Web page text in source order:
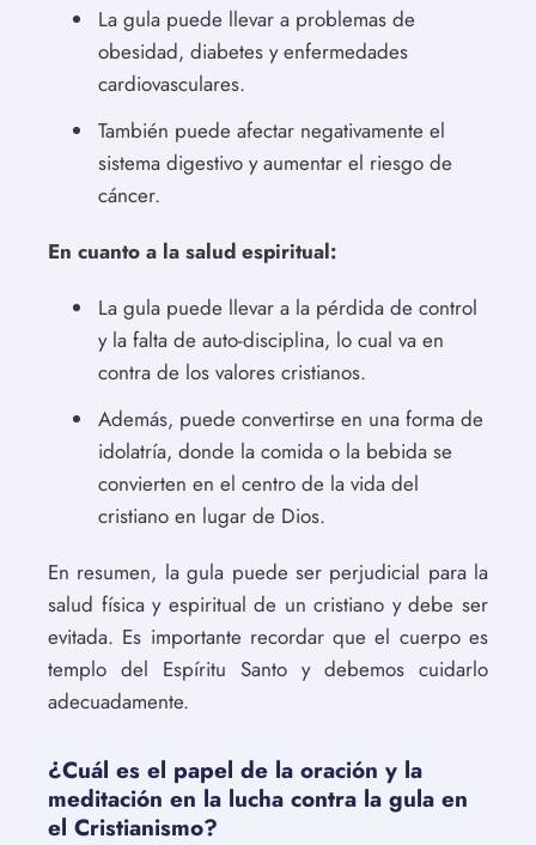
La gula puede llevar a problemas de
obesidad, diabetes y enfermedades
cardiovasculares.
También puede afectar negativamente el
sistema digestivo y aumentar el riesgo de
cáncer.
En cuanto a la salud espiritual:
La gula puede llevar a la pérdida de control
y la falta de auto-disciplina, lo cual va en
contra de los valores cristianos.
Además, puede convertirse en una forma de
idolatría, donde la comida o la bebida se
convierten en el centro de la vida del
cristiano en lugar de Dios.
En resumen, la gula puede ser perjudicial para la
salud física y espiritual de un cristiano y debe ser
evitada. Es importante recordar que el cuerpo es
templo del Espíritu Santo y debemos cuidarlo
adecuadamente.
¿Cuál es el papel de la oración y la
meditación en la lucha contra la gula en
el Cristianismo?